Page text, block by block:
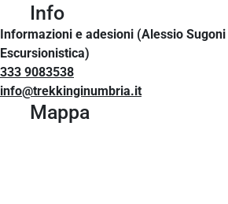
Info
Informazioni e adesioni (Alessio
Escursionistica)
333 9083538
info@trekkinginumbria.it
Mappa